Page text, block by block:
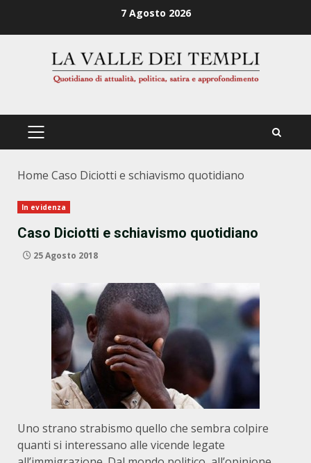
7 Agosto 2026
PRIMÄRES
Home Caso Diciotti e schiavismo quotidiano
In evidenza
Caso Diciotti e schiavismo quotidiano
25 Agosto 2018
Uno strano strabismo quello che sembra colpire
quanti si interessano alle vicende legate